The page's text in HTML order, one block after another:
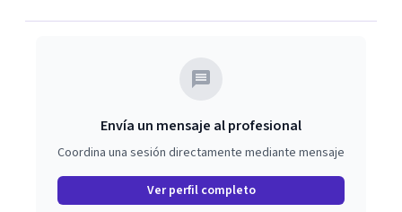
Envía un mensaje al profesional
Coordina una sesión directamente mediante mensaje
Ver perfil completo